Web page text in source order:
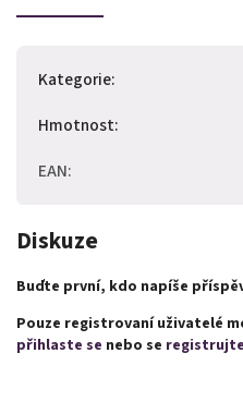
Kategorie:
Hmotnost:
EAN:
Diskuze
Buďte první, kdo napíše
Pouze registrovaní uživatelé
přihlaste se nebo se registrujte